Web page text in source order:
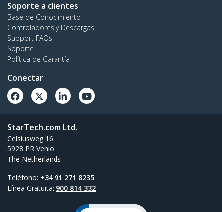
Soporte a clientes
Base de Conocimiento
Controladores y Descargas
Support FAQs
Soporte
Política de Garantía
Conectar
StarTech.com Ltd.
Celsiusweg 16
5928 PR Venlo
The Netherlands
Teléfono: +34 91 271 8235
Línea Gratuita: 900 814 332